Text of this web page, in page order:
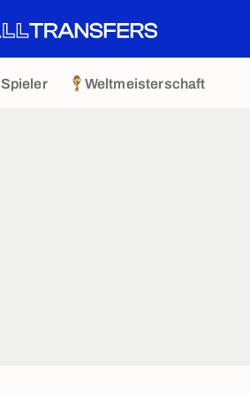
Spieler Weltmeisterschaft